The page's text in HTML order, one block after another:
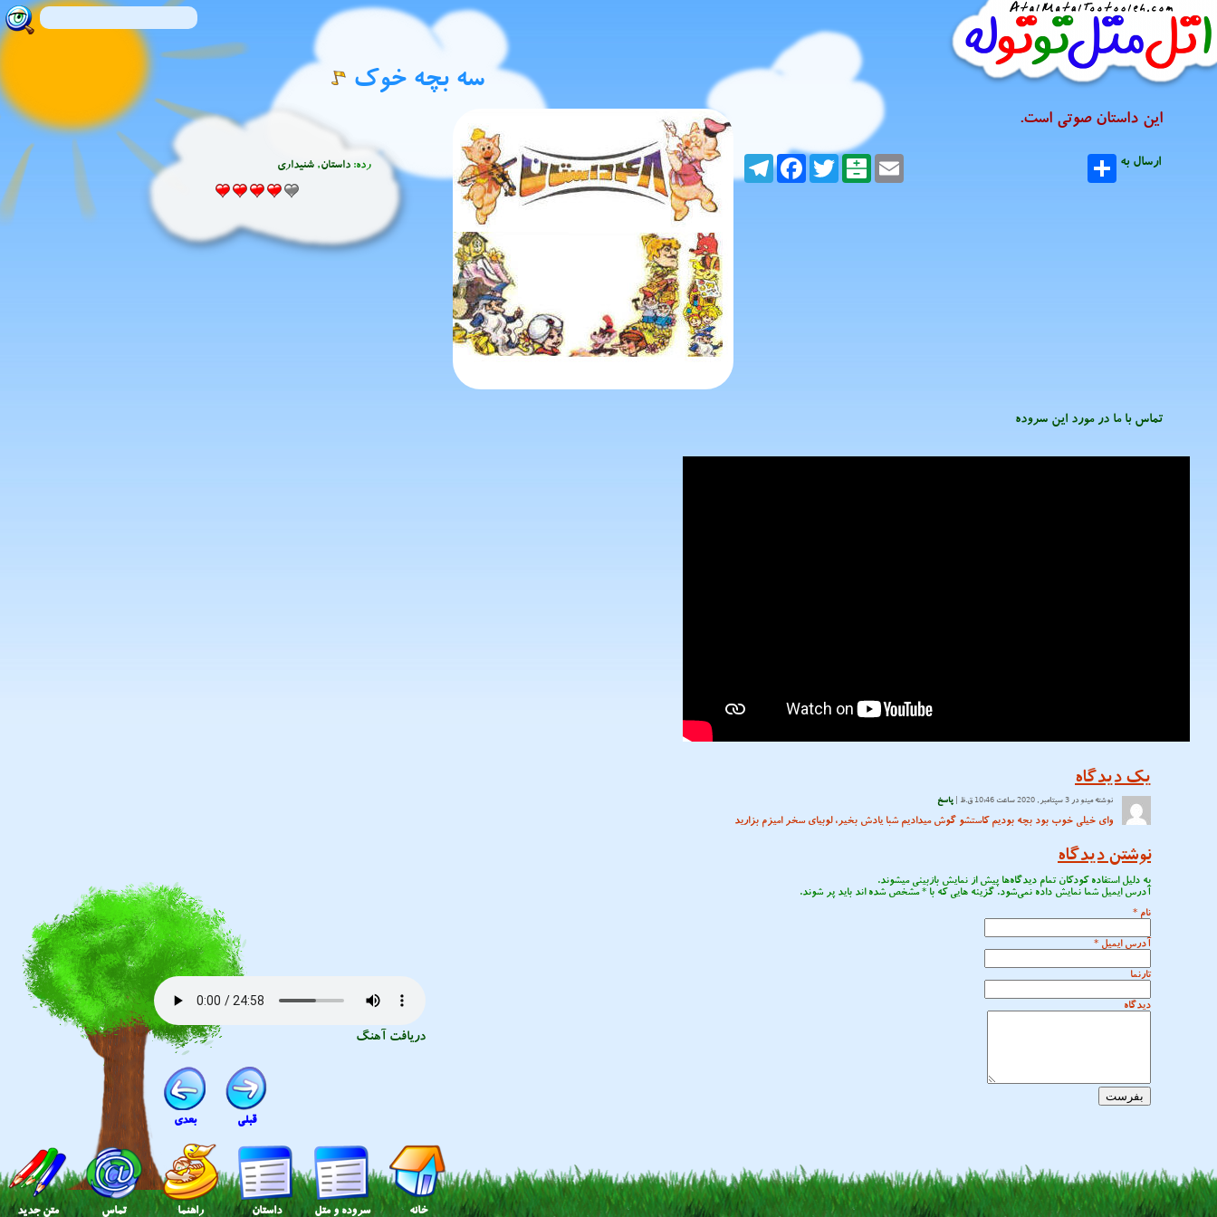
سه بچه خوک
رده:داستان,شنیدارى
دریافت آهنگ
این داستان صوتی است.
ارسال به TelegramFacebookTwitter
BalatarinEmail
تماس با ما در مورد این سروده
قبلی بعدی
یکدیدگاه
نوشتهمینودر 3 سپتامبر, 2020 ساعت 10:46 ق.ظ | پاسخ
وای خیلی خوب بود بچه بودیم کاستشو گوش میدادیم شبا یادش بخیر، لوبیای سخر امیزم بزارید
نوشتن دیدگاه
به دلیل استفاده کودکان تمام دیدگاه‌ها پیش از نمایش بازبینی میشوند.
آدرس ایمیل شما نمایش داده نمی‌شود. گزینه هایی که با*مشخص شده اند باید پر شوند.
نام*
آدرس ایمیل*
تارنما
دیدگاه
خانه سروده و متل داستان راهنما تماس متن جدید